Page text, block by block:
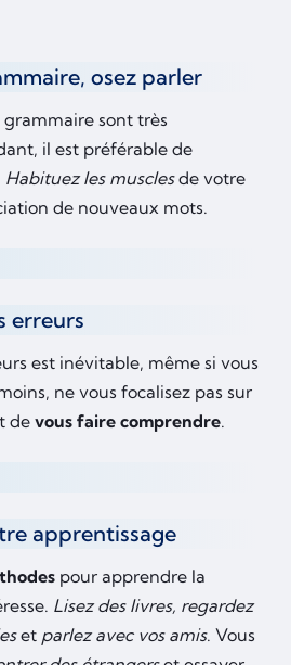
osez parler
grammaire sont très
il est préférable de
Habituez les musclesde votre
de nouveaux mots.
erreurs
est inévitable, même si vous
ne vous focalisez pas sur
devous faire comprendre.
apprentissage
pour apprendre la
Lisez des livres, regardez
et parlez avec vos amis. Vous